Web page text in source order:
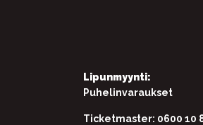
Lipunmyynti:
Puhelinvaraukset
Ticketmaster: 0600 10